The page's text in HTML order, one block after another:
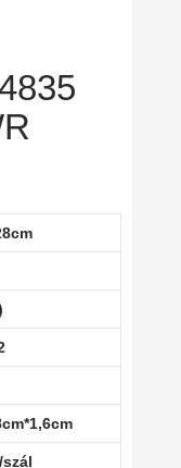
szál